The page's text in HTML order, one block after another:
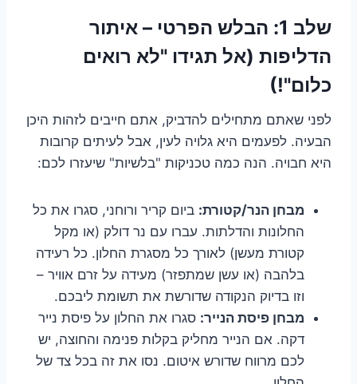
שלב 1: הבלש הפרטי – איתור
הדליפות (אל תגידו "לא רואים
כלום"!)
לפני שאתם מתחילים להדביק, אתם חייבים לזהות היכן
הבעיה. לפעמים היא גלויה לעין, אבל לעיתים קרובות
היא חבויה. הנה כמה טכניקות "בלשיות" שיעזרו לכם:
מבחן הנר/קטורת: ביום קריר ורוחני, סגרו את כל
החלונות והדלתות. עברו עם נר דולק (או מקל
קטורת מעשן) לאורך כל מסגרת החלון. כל רעידה
בלהבה (או עשן שמתפזר) מעידה על זרם אוויר –
וזו בדיוק הנקודה שדורשת את תשומת ליבכם.
מבחן פיסת הנייר: סגרו את החלון על פיסת נייר
דקה. אם הנייר מחליק בקלות פנימה והחוצה, יש
לכם מרווח שדורש איטום. נסו את זה בכל צד של